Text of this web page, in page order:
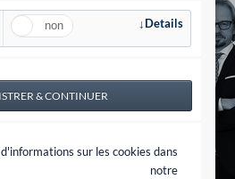
Details
sur les cookies dans
notre